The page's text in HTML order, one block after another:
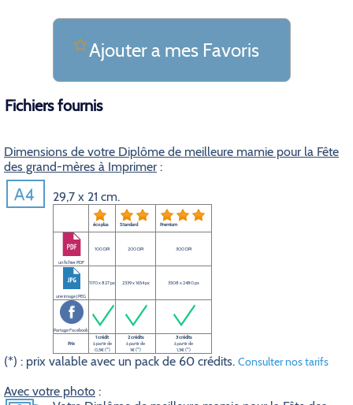
Ajouter a mes Favoris
Fichiers fournis
Dimensions de votre Diplôme de meilleure mamie pour la Fête
des grand-mères à Imprimer :
29,7 x 21 cm.
éco plus Standard Premium
un fichier PDF
100 DPI 200 DPI 300 DPI
une image JPEG
1170 x 827 px 2339 x 1654 px 3508 x 2480 px
Partage Facebook
Prix
1 crédit
à partir de
0,5€ (*)
2 crédits
à partir de
1€ (*)
3 crédits
à partir de
1,5€ (*)
(*) : prix valable avec un pack de 60 crédits. Consulter nos tarifs
Avec votre photo :